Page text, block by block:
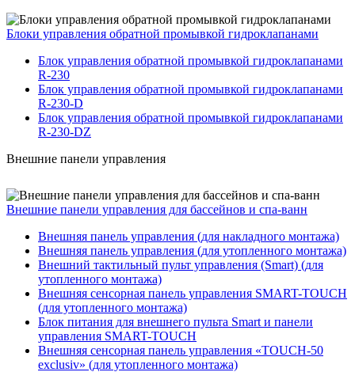
Блоки управления обратной промывкой гидроклапанами
Блок управления обратной промывкой гидроклапанами
R-230
Блок управления обратной промывкой гидроклапанами
R-230-D
Блок управления обратной промывкой гидроклапанами
R-230-DZ
Внешние панели управления
Внешние панели управления для бассейнов и спа-ванн
Внешняя панель управления (для накладного монтажа)
Внешняя панель управления (для утопленного монтажа)
Внешний тактильный пульт управления (Smart) (для
утопленного монтажа)
Внешняя сенсорная панель управления SMART-TOUCH
(для утопленного монтажа)
Блок питания для внешнего пульта Smart и панели
управления SMART-TOUCH
Внешняя сенсорная панель управления «TOUCH-50
exclusiv» (для утопленного монтажа)